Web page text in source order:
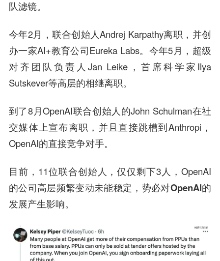
队滤镜。
今年2月，联合创始人Andrej Karpathy离职，并创
办一家AI+教育公司Eureka Labs。今年5月，超级
对齐团队负责人Jan Leike，首席科学家Ilya
Sutskever等高层的相继离职。
到了8月OpenAI联合创始人的John Schulman在社
交媒体上宣布离职，并且直接跳槽到Anthropi，
OpenAI的直接竞争对手。
目前，11位联合创始人，仅仅剩下3人，OpenAI
的公司高层频繁变动未能稳定，势必对OpenAI的
发展产生影响。